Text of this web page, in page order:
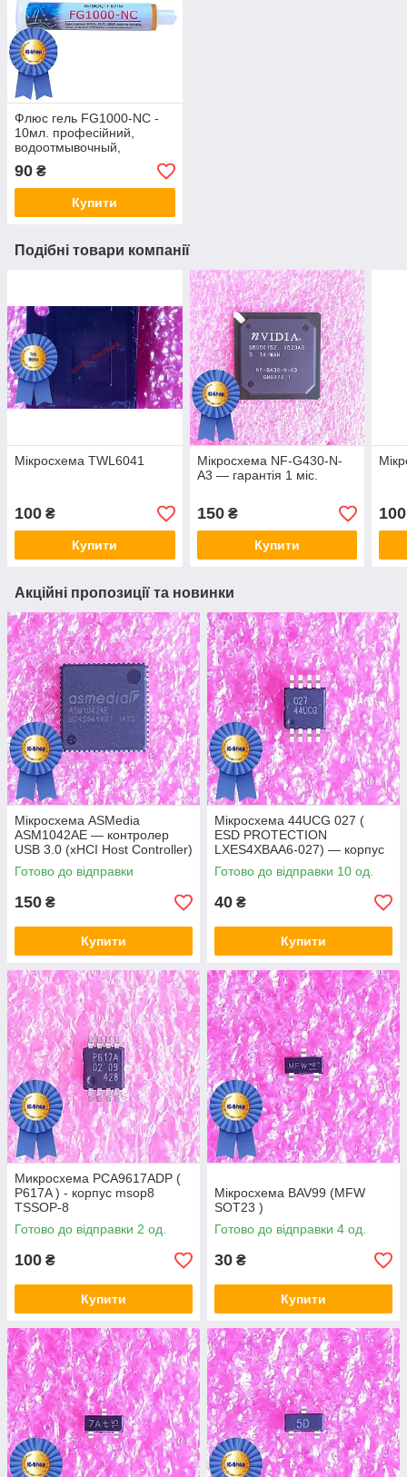
Флюс гель FG1000-NC -
10мл. професійний,
водоотмывочный,
водосмываемый
90 ₴
Купити
Подібні товари компанії
Мікросхема TWL6041
100 ₴
Купити
Мікросхема NF-G430-N-
A3 — гарантія 1 міс.
150₴
Купити
100
Акційні пропозиції та новинки
Мікросхема ASMedia
ASM1042AE — контролер
USB 3.0 (xHCI Host Controller)
Готово до відправки
150 ₴
Купити
Мікросхема 44UCG 027 (
ESD PROTECTION
LXES4XBAA6-027) — корпус
msop8
Готово до відправки 10 од.
40 ₴
Купити
Микросхема PCA9617ADP (
P617A ) - корпус msop8
TSSOP-8
Готово до відправки 2 од.
100 ₴
Купити
Мікросхема BAV99 (MFW
SOT23 )
Готово до відправки 4 од.
30 ₴
Купити